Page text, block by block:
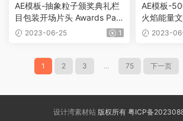
AE模板-抽象粒子颁奖典礼栏
目包装开场片头 Awards Pac
k 8in12023-06-25 1
AE模板-
火焰能量
MG动画元
2023-
1 2 3 ... 75 下一页
设计湾素材站 版权所有 粤ICP备